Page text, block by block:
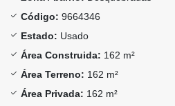
Código: 9664346
Estado: Usado
Área Construida: 162 m²
Área Terreno: 162 m²
Área Privada: 162 m²